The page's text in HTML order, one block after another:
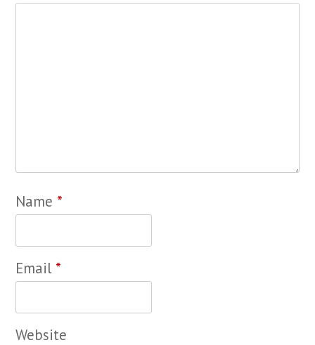
Name *
Email *
Website